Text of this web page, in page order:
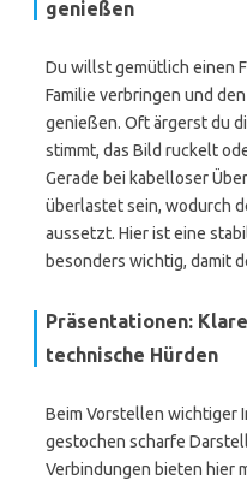
genießen
Du willst gemütlich einen
Familie verbringen und
genießen. Oft ärgerst du
stimmt, das Bild ruckelt
Gerade bei kabelloser
überlastet sein, wodurch
aussetzt. Hier ist eine
besonders wichtig, damit
Präsentationen:
technische Hürden
Beim Vorstellen wichtiger
gestochen scharfe
Verbindungen bieten hier